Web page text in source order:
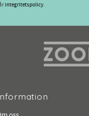
integritetspolicy.